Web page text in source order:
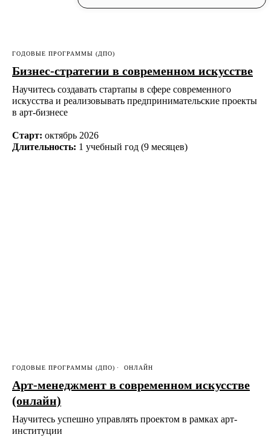
ГОДОВЫЕ ПРОГРАММЫ (ДПО)
Бизнес-стратегии в современном искусстве
Научитесь создавать стартапы в сфере современного
искусства и реализовывать предпринимательские проекты
в арт-бизнесе
Старт: октябрь 2026
Длительность: 1 учебный год (9 месяцев)
ГОДОВЫЕ ПРОГРАММЫ (ДПО) ОНЛАЙН
Арт-менеджмент в современном искусстве
(онлайн)
Научитесь успешно управлять проектом в рамках арт-
институции